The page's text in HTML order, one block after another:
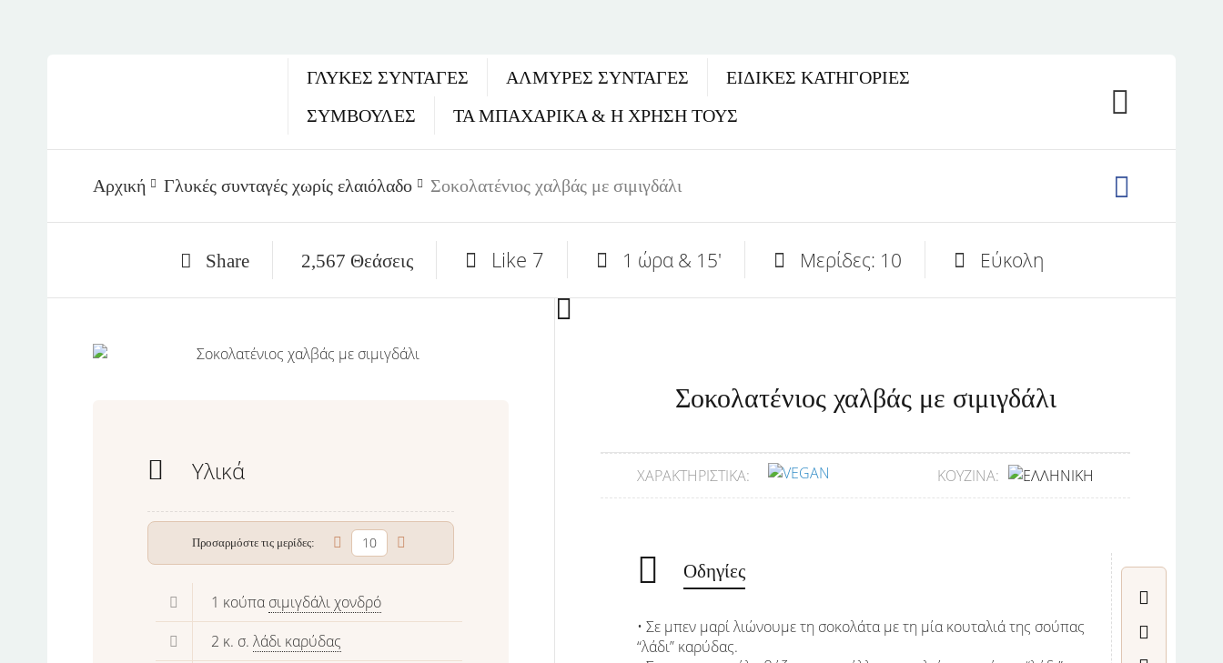
ΓΛΥΚΈΣ ΣΥΝΤΑΓΈΣ ΑΛΜΥΡΕΣ ΣΥΝΤΑΓΕΣ
ΕΙΔΙΚΕΣ ΚΑΤΗΓΟΡΙΕΣ
ΣΥΜΒΟΥΛΕΣ
ΤΑ ΜΠΑΧΑΡΙΚΑ & Η ΧΡΗΣΗ ΤΟΥΣ
Αρχική Γλυκές συνταγές χωρίς ελαιόλαδο Σοκολατένιος χαλβάς με σιμιγδάλι
Share 2,567 Θεάσεις Like 7 1 ώρα & 15' Μερίδες: 10 Εύκολη
Υλικά
Προσαρμόστε τις μερίδες:
1 κούπα σιμιγδάλι χονδρό
2 κ. σ. λάδι καρύδας
Σοκολατένιος χαλβάς με σιμιγδάλι
ΧΑΡΑΚΤΗΡΙΣΤΙΚΆ: ΚΟΥΖΊΝΑ:
Οδηγίες
• Σε μπεν μαρί λιώνουμε τη σοκολάτα με τη μία κουταλιά της σούπας
“λάδι” καρύδας.